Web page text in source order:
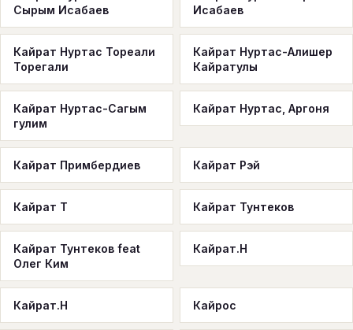
Сырым Исабаев
Исабаев
Кайрат Нуртас Тореали
Торегали
Кайрат Нуртас-Алишер
Кайратулы
Кайрат Нуртас-Сагым
гулим
Кайрат Нуртас, Аргоня
Кайрат Примбердиев Кайрат Рэй
Кайрат Т Кайрат Тунтеков
Кайрат Тунтеков feat
Олег Ким
Кайрат.H
Кайрат.Н Кайрос